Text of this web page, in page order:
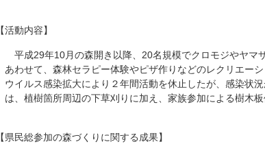
【活動内容】
平成29年10月の森開き以降、20名規模でクロモジやヤマ
あわせて、森林セラピー体験やピザ作りなどのレクリエー
ウイルス感染拡大により２年間活動を休止したが、感染状
は、植樹箇所周辺の下草刈りに加え、家族参加による樹木
【県民総参加の森づくりに関する成果】